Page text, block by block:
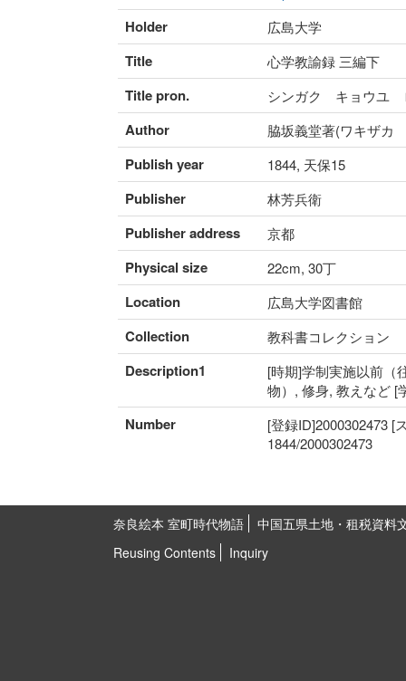
Holder 広島大学
Title 心学教諭録 三編下
Title pron. シンガク キョウユ
Author 脇坂義堂著(ワキザカ
Publish year 1844, 天保15
Publisher 林芳兵衛
Publisher address 京都
Physical size 22cm, 30丁
Location 広島大学図書館
Collection 教科書コレクション
Description1
[時期]学制実施以前（
物）, 修身, 教えなど [
Number
[登録ID]2000302473 [
1844/2000302473
奈良絵本 室町時代物語
中国五県土地・租税資料
Reusing Contents
Inquiry